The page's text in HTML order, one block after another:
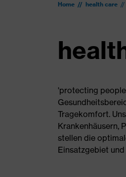
Home health care
'protecting
Tragekomfort.
Krankenhäusern,
stellen die
Einsatzgebiet